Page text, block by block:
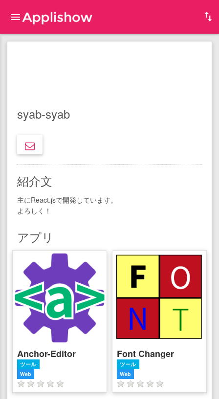
syab-syab
紹介文
主にReact.jsで開発しています。
よろしく！
アプリ
Anchor-Editor
ツール
Web
Font Changer
ツール
Web